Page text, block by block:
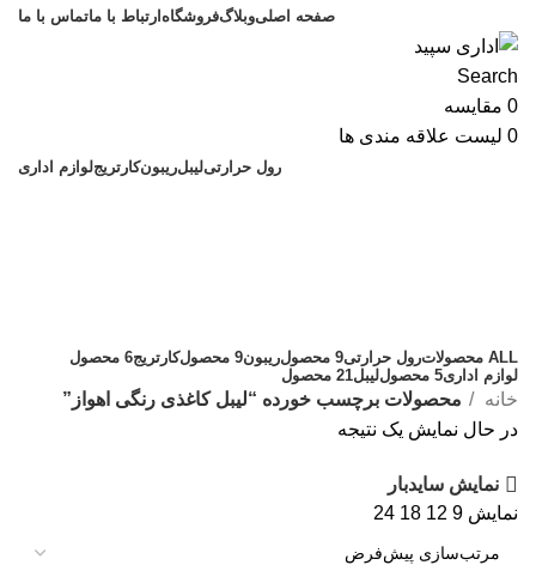
صفحه اصلیوبلاگفروشگاه ارتباط با ماتماس با ما
Search
0 مقایسه
0 لیست علاقه مندی ها
رول حرارتیلیبلریبونکارتریجلوازم اداری
ALL محصولاترول حرارتی9 محصول ریبون9 محصول کارتریج6 محصول
لوازم اداری5 محصول لیبل21 محصول
خانه
محصولات برچسب خورده “لیبل کاغذی رنگی اهواز”
در حال نمایش یک نتیجه
نمایش سایدبار
نمایش 9
12
18
24